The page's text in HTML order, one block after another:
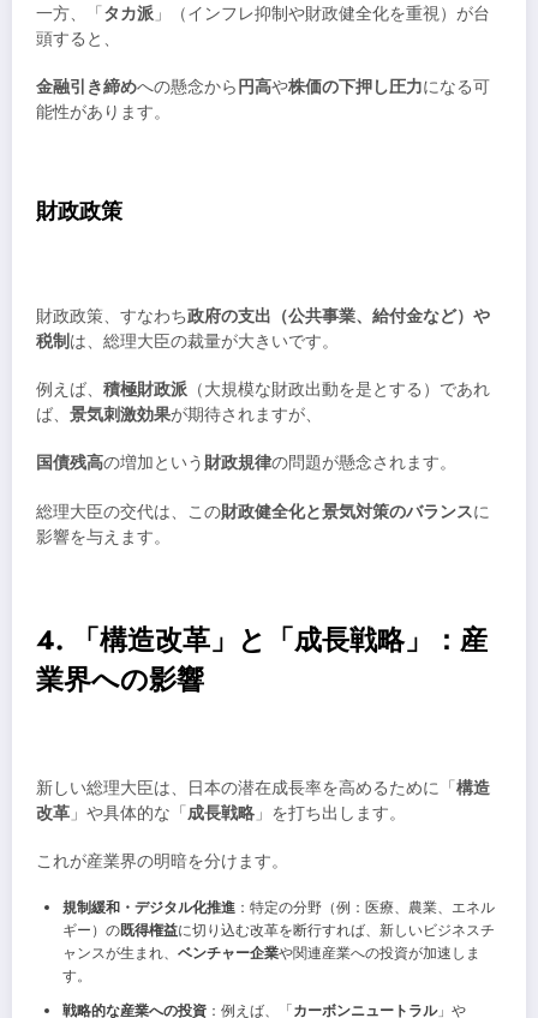
一方、「タカ派 」（インフレ抑制や財政健全化を重視）が台
頭すると、
金融引き締めへの懸念から円高や株価の下押し圧力になる可
能性があります。
財政政策
財政政策、すなわち政府の支出（公共事業、給付金など）や
税制は、総理大臣の裁量が大きいです。
例えば、 積極財政派 （大規模な財政出動を是とする）であれ
ば、 景気刺激効果が期待されますが、
国債残高の増加という財政規律の問題が懸念されます。
総理大臣の交代は、この財政健全化と景気対策のバランスに
影響を与えます。
4. 「構造改革」と「成長戦略」：産
業界への影響
新しい総理大臣は、日本の潜在成長率を高めるために「構造
改革 」や具体的な「成長戦略 」を打ち出します。
これが産業界の明暗を分けます。
規制緩和・デジタル化推進 ：特定の分野（例：医療、農業、エネル
ギー）の既得権益に切り込む改革を断行すれば、新しいビジネスチ
ャンスが生まれ、 ベンチャー企業や関連産業への投資が加速しま
す。
戦略的な産業への投資 ：例えば、「カーボンニュートラル」や